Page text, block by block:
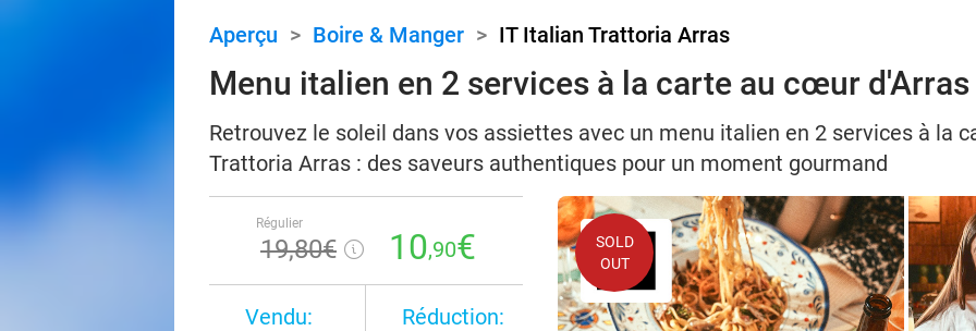
Aperçu > Boire & Manger > IT Italian Trattoria Arras
Menu italien en 2 services à la carte au cœur d'Arras
Retrouvez le soleil dans vos assiettes avec un menu italien en 2 services à la
Trattoria Arras : des saveurs authentiques pour un moment gourmand
Régulier
19,80€ 10,90€
Vendu:
Réduction:
SOLD
OUT